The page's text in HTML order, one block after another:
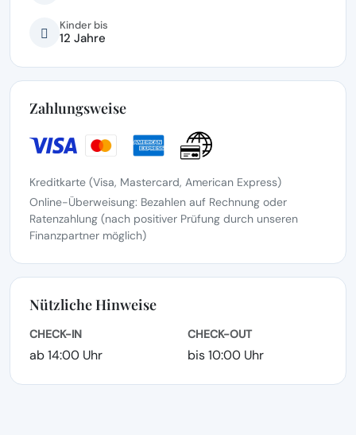
Kinder bis
12 Jahre
Zahlungsweise
Kreditkarte (Visa, Mastercard, American Express)
Online-Überweisung: Bezahlen auf Rechnung oder
Ratenzahlung (nach positiver Prüfung durch unseren
Finanzpartner möglich)
Nützliche Hinweise
CHECK-IN
ab 14:00 Uhr
CHECK-OUT
bis 10:00 Uhr